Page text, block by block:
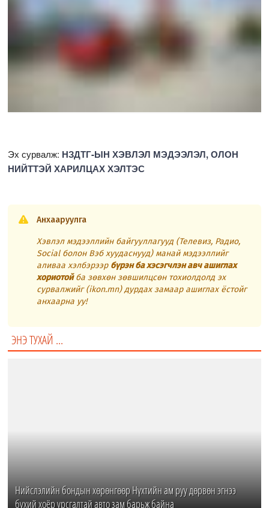
Эх сурвалж: НЗДТГ-ЫН ХЭВЛЭЛ МЭДЭЭЛЭЛ, ОЛОН
НИЙТТЭЙ ХАРИЛЦАХ ХЭЛТЭС
Анхааруулга
Хэвлэл мэдээллийн байгууллагууд (Телевиз, Радио,
Social болон Вэб хуудаснууд) манай мэдээллийг
аливаа хэлбэрээр бүрэн ба хэсэгчлэн авч ашиглах
хориотойба зөвхөн зөвшилцсөн тохиолдолд эх
сурвалжийг (ikon.mn) дурдах замаар ашиглах ёстойг
анхаарна уу!
ЭНЭ ТУХАЙ ...
Нийслэлийн бондын хөрөнгөөр Нүхтийн ам руу дөрвөн эгнээ
бүхий хоёр урсгалтай авто зам барьж байна